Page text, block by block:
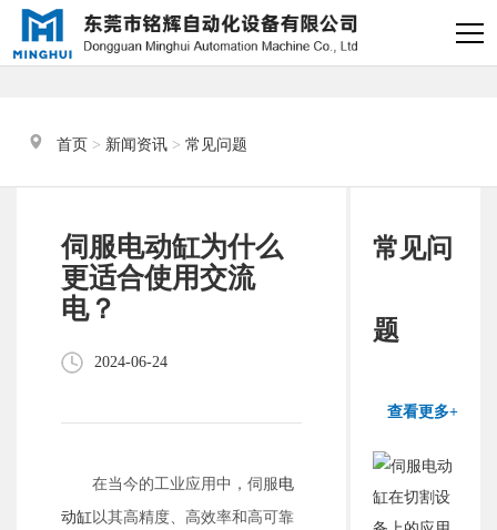
首页 > 新闻资讯 > 常见问题
伺服电动缸为什么
更适合使用交流
电？
2024-06-24
在当今的工业应用中，伺服电
动缸以其高精度、高效率和高可靠
常见问
题
查看更多+
您好，我是电缸小助手，很高兴为
您服务
常见问题
1.电动缸推力与速度计算